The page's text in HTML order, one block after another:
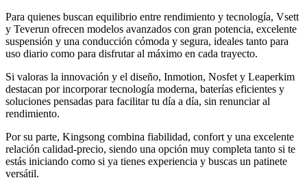
Para quienes buscan equilibrio entre rendimiento y tecnología, Vsett
y Teverun ofrecen modelos avanzados con gran potencia, excelente
suspensión y una conducción cómoda y segura, ideales tanto para
uso diario como para disfrutar al máximo en cada trayecto.
Si valoras la innovación y el diseño, Inmotion, Nosfet y Leaperkim
destacan por incorporar tecnología moderna, baterías eficientes y
soluciones pensadas para facilitar tu día a día, sin renunciar al
rendimiento.
Por su parte, Kingsong combina fiabilidad, confort y una excelente
relación calidad-precio, siendo una opción muy completa tanto si te
estás iniciando como si ya tienes experiencia y buscas un patinete
versátil.